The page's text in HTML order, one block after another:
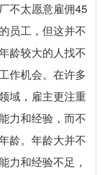
不太愿意雇佣45
员工，但这并不
龄较大的人找不
作机会。在许多
域，雇主更注重
力和经验，而不
龄。年龄大并不
力和经验不足，